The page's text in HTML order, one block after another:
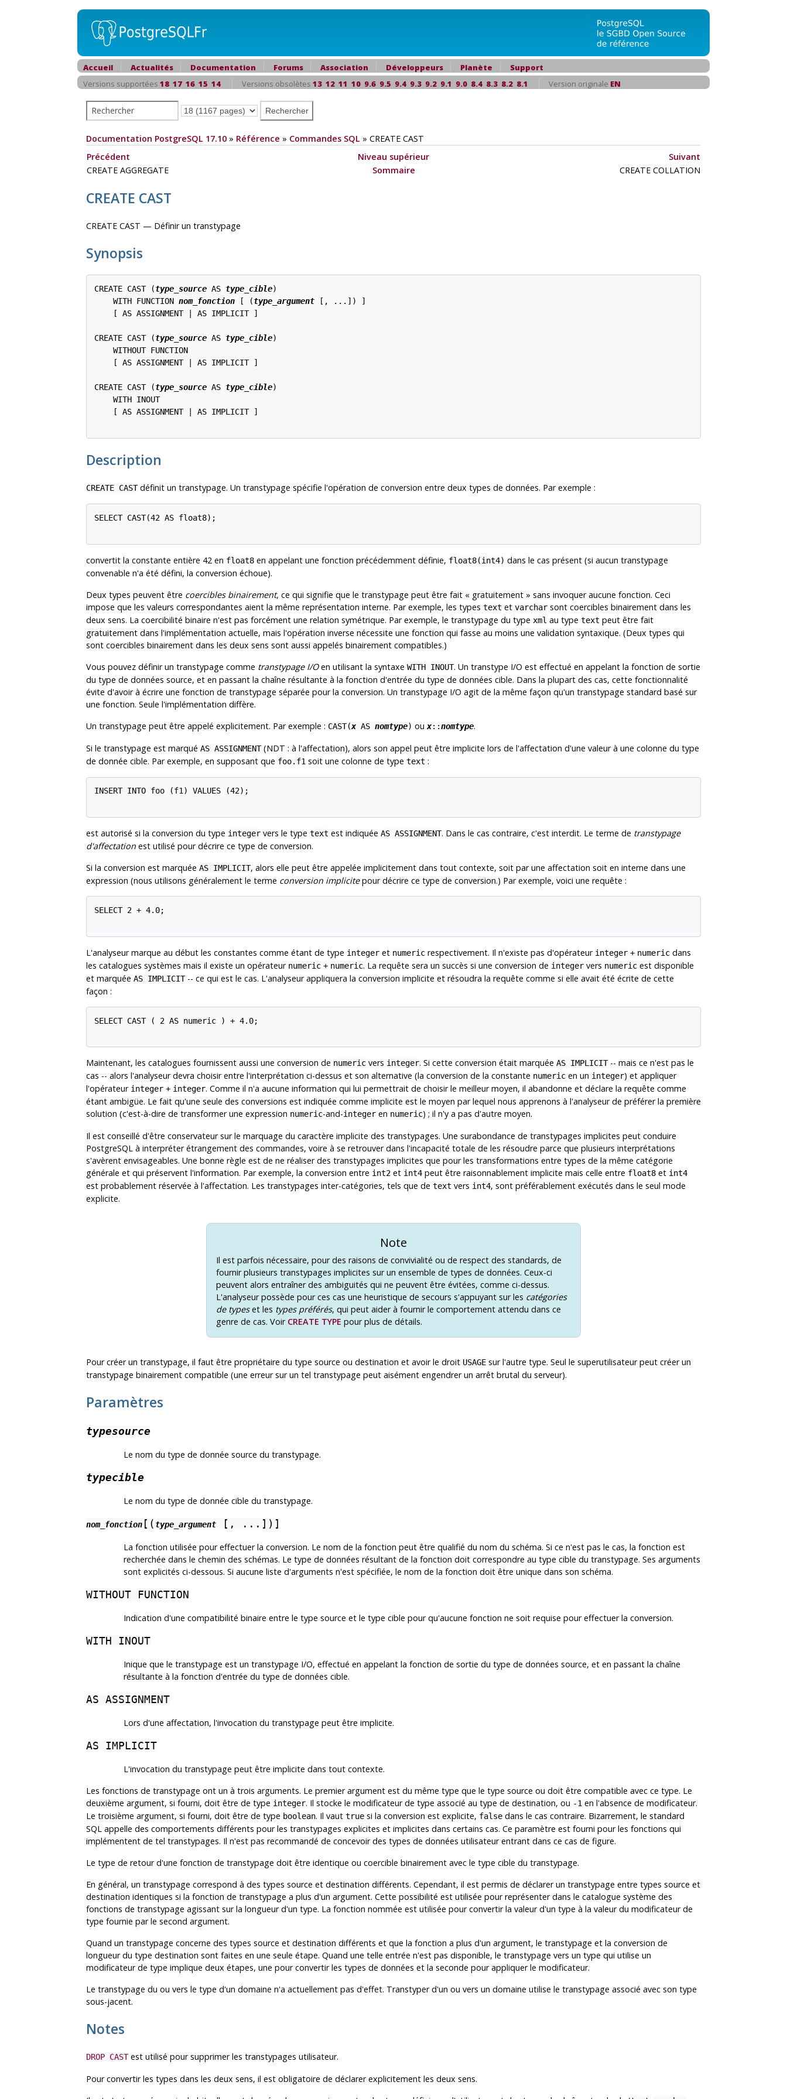
Accueil Actualités Documentation Forums Association Développeurs Planète
Support
Versions supportées 18 17 16 15 14 Versions obsolètes 13 12 11 10 9.6 9.5 9.4 9.3 9.2 9.1 9.0 8.4 8.3 8.2 8.1 Version originale EN
Documentation PostgreSQL 17.10 » Référence » Commandes SQL » CREATE CAST
Précédent
Niveau supérieur
Suivant
CREATE AGGREGATE
Sommaire CREATE COLLATION
CREATE CAST
CREATE CAST — Définir un transtypage
Synopsis
CREATE CAST (type_source AS type_cible)
    WITH FUNCTION
nom_fonction [ (type_argument [, ...]) ]
    [ AS ASSIGNMENT | AS IMPLICIT ]
CREATE CAST (type_source AS type_cible)
    WITHOUT FUNCTION
    [ AS ASSIGNMENT | AS IMPLICIT ]
CREATE CAST (type_source AS type_cible)
    WITH INOUT
    [ AS ASSIGNMENT | AS IMPLICIT ]
Description
CREATE CASTdéfinit un transtypage. Un transtypage spécifie l'opération de conversion entre deux types de données. Par exemple :
SELECT CAST(42 AS float8);
convertit la constante entière 42 en float8 en appelant une fonction précédemment définie, float8(int4) dans le cas présent (si aucun transtypage
convenable n'a été défini, la conversion échoue).
Deux types peuvent être coercibles binairement, ce qui signifie que le transtypage peut être fait « gratuitement » sans invoquer aucune fonction. Ceci
impose que les valeurs correspondantes aient la même représentation interne. Par exemple, les types text et varchar sont coercibles binairement dans les
deux sens. La coercibilité binaire n'est pas forcément une relation symétrique. Par exemple, le transtypage du type xml au type text peut être fait
gratuitement dans l'implémentation actuelle, mais l'opération inverse nécessite une fonction qui fasse au moins une validation syntaxique. (Deux types qui
sont coercibles binairement dans les deux sens sont aussi appelés binairement compatibles.)
Vous pouvez définir un transtypage comme transtypage I/Oen utilisant la syntaxe WITH INOUT. Un transtype I/O est effectué en appelant la fonction de sortie
du type de données source, et en passant la chaîne résultante à la fonction d'entrée du type de données cible. Dans la plupart des cas, cette fonctionnalité
évite d'avoir à écrire une fonction de transtypage séparée pour la conversion. Un transtypage I/O agit de la même façon qu'un transtypage standard basé sur
une fonction. Seule l'implémentation diffère.
Un transtypage peut être appelé explicitement. Par exemple : CAST(x AS nomtype) ou x::nomtype.
Si le transtypage est marqué AS ASSIGNMENT(NDT : à l'affectation), alors son appel peut être implicite lors de l'affectation d'une valeur à une colonne du type
de donnée cible. Par exemple, en supposant que foo.f1 soit une colonne de type text :
INSERT INTO foo (f1) VALUES (42);
est autorisé si la conversion du type integer vers le type text est indiquée AS ASSIGNMENT. Dans le cas contraire, c'est interdit. Le terme de transtypage
d'affectation est utilisé pour décrire ce type de conversion.
Si la conversion est marquée AS IMPLICIT, alors elle peut être appelée implicitement dans tout contexte, soit par une affectation soit en interne dans une
expression (nous utilisons généralement le terme conversion implicitepour décrire ce type de conversion.) Par exemple, voici une requête :
SELECT 2 + 4.0;
L'analyseur marque au début les constantes comme étant de type integer et numeric respectivement. Il n'existe pas d'opérateur integer + numeric dans
les catalogues systèmes mais il existe un opérateur numeric + numeric. La requête sera un succès si une conversion de integer vers numeric est disponible
et marquée AS IMPLICIT-- ce qui est le cas. L'analyseur appliquera la conversion implicite et résoudra la requête comme si elle avait été écrite de cette
façon :
SELECT CAST ( 2 AS numeric ) + 4.0;
Maintenant, les catalogues fournissent aussi une conversion de numeric vers integer. Si cette conversion était marquée AS IMPLICIT-- mais ce n'est pas le
cas -- alors l'analyseur devra choisir entre l'interprétation ci-dessus et son alternative (la conversion de la constante numeric en un integer) et appliquer
l'opérateur integer + integer. Comme il n'a aucune information qui lui permettrait de choisir le meilleur moyen, il abandonne et déclare la requête comme
étant ambigüe. Le fait qu'une seule des conversions est indiquée comme implicite est le moyen par lequel nous apprenons à l'analyseur de préférer la première
solution (c'est-à-dire de transformer une expression numeric-and-integer en numeric) ; il n'y a pas d'autre moyen.
Il est conseillé d'être conservateur sur le marquage du caractère implicite des transtypages. Une surabondance de transtypages implicites peut conduire
PostgreSQL à interpréter étrangement des commandes, voire à se retrouver dans l'incapacité totale de les résoudre parce que plusieurs interprétations
s'avèrent envisageables. Une bonne règle est de ne réaliser des transtypages implicites que pour les transformations entre types de la même catégorie
générale et qui préservent l'information. Par exemple, la conversion entre int2 et int4 peut être raisonnablement implicite mais celle entre float8 et int4
est probablement réservée à l'affectation. Les transtypages inter-catégories, tels que de text vers int4, sont préférablement exécutés dans le seul mode
explicite.
Note
Il est parfois nécessaire, pour des raisons de convivialité ou de respect des standards, de
fournir plusieurs transtypages implicites sur un ensemble de types de données. Ceux-ci
peuvent alors entraîner des ambiguités qui ne peuvent être évitées, comme ci-dessus.
L'analyseur possède pour ces cas une heuristique de secours s'appuyant sur les catégories
de typeset les types préférés, qui peut aider à fournir le comportement attendu dans ce
genre de cas. Voir CREATE TYPE pour plus de détails.
Pour créer un transtypage, il faut être propriétaire du type source ou destination et avoir le droit USAGE sur l'autre type. Seul le superutilisateur peut créer un
transtypage binairement compatible (une erreur sur un tel transtypage peut aisément engendrer un arrêt brutal du serveur).
Paramètres
typesource
Le nom du type de donnée source du transtypage.
typecible
Le nom du type de donnée cible du transtypage.
nom_fonction [( type_argument [, ...])]
La fonction utilisée pour effectuer la conversion. Le nom de la fonction peut être qualifié du nom du schéma. Si ce n'est pas le cas, la fonction est
recherchée dans le chemin des schémas. Le type de données résultant de la fonction doit correspondre au type cible du transtypage. Ses arguments
sont explicités ci-dessous. Si aucune liste d'arguments n'est spécifiée, le nom de la fonction doit être unique dans son schéma.
WITHOUT FUNCTION
Indication d'une compatibilité binaire entre le type source et le type cible pour qu'aucune fonction ne soit requise pour effectuer la conversion.
WITH INOUT
Inique que le transtypage est un transtypage I/O, effectué en appelant la fonction de sortie du type de données source, et en passant la chaîne
résultante à la fonction d'entrée du type de données cible.
AS ASSIGNMENT
Lors d'une affectation, l'invocation du transtypage peut être implicite.
AS IMPLICIT
L'invocation du transtypage peut être implicite dans tout contexte.
Les fonctions de transtypage ont un à trois arguments. Le premier argument est du même type que le type source ou doit être compatible avec ce type. Le
deuxième argument, si fourni, doit être de type integer. Il stocke le modificateur de type associé au type de destination, ou -1 en l'absence de modificateur.
Le troisième argument, si fourni, doit être de type boolean. Il vaut true si la conversion est explicite, false dans le cas contraire. Bizarrement, le standard
SQL appelle des comportements différents pour les transtypages explicites et implicites dans certains cas. Ce paramètre est fourni pour les fonctions qui
implémentent de tel transtypages. Il n'est pas recommandé de concevoir des types de données utilisateur entrant dans ce cas de figure.
Le type de retour d'une fonction de transtypage doit être identique ou coercible binairement avec le type cible du transtypage.
En général, un transtypage correspond à des types source et destination différents. Cependant, il est permis de déclarer un transtypage entre types source et
destination identiques si la fonction de transtypage a plus d'un argument. Cette possibilité est utilisée pour représenter dans le catalogue système des
fonctions de transtypage agissant sur la longueur d'un type. La fonction nommée est utilisée pour convertir la valeur d'un type à la valeur du modificateur de
type fournie par le second argument.
Quand un transtypage concerne des types source et destination différents et que la fonction a plus d'un argument, le transtypage et la conversion de
longueur du type destination sont faites en une seule étape. Quand une telle entrée n'est pas disponible, le transtypage vers un type qui utilise un
modificateur de type implique deux étapes, une pour convertir les types de données et la seconde pour appliquer le modificateur.
Le transtypage du ou vers le type d'un domaine n'a actuellement pas d'effet. Transtyper d'un ou vers un domaine utilise le transtypage associé avec son type
sous-jacent.
Notes
DROP CASTest utilisé pour supprimer les transtypages utilisateur.
Pour convertir les types dans les deux sens, il est obligatoire de déclarer explicitement les deux sens.